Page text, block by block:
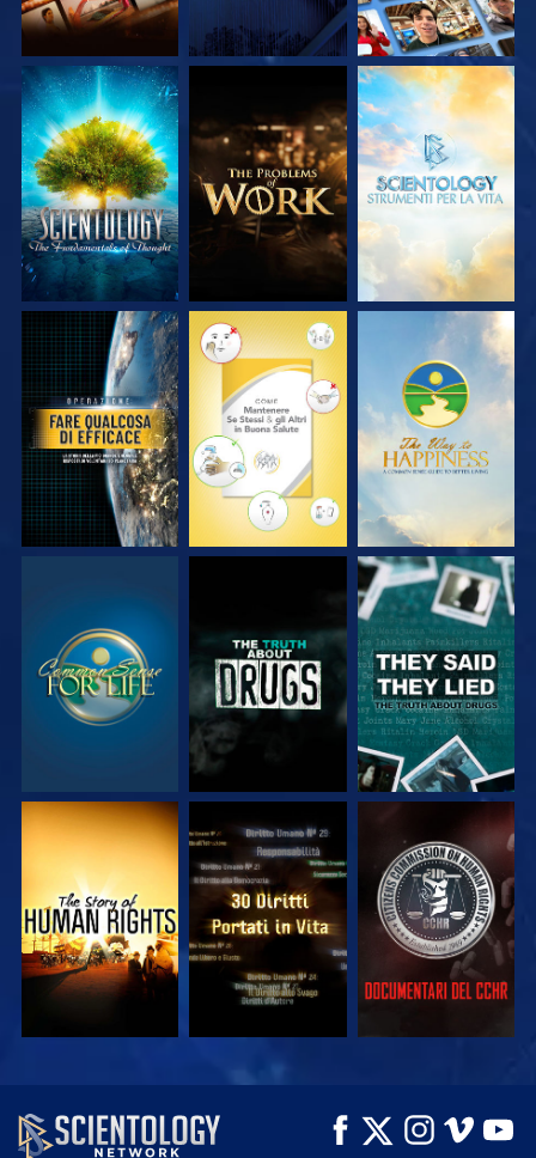
ESPLORA LE
SERIE
ESPLORA LE
SERIE
ESPLORA LE
SERIE
GUARDA GUARDA GUARDA
GUARDA GUARDA GUARDA
GUARDA GUARDA GUARDA
GUARDA
ESPLORA LE
SERIE